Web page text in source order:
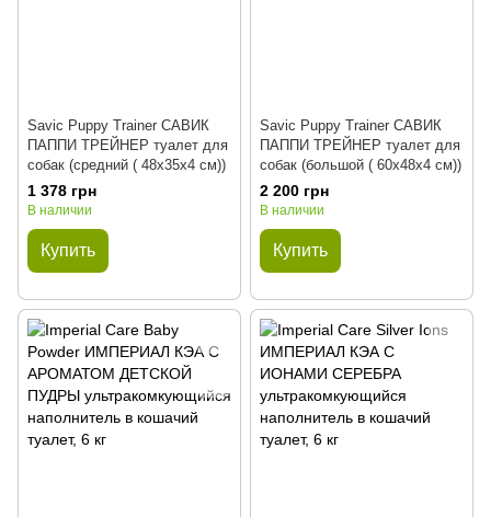
Savic Puppy Trainer САВИК
ПАППИ ТРЕЙНЕР туалет для
собак (средний ( 48х35х4 см))
1 378 грн
В наличии
Купить
Savic Puppy Trainer САВИК
ПАППИ ТРЕЙНЕР туалет для
собак (большой ( 60х48х4 см))
2 200 грн
В наличии
Купить